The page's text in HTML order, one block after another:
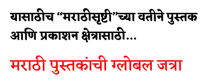
यासाठीच “मराठीसृष्टी”च्या वतीने पुस्तक
आणि प्रकाशन क्षेत्रासाठी…
मराठी पुस्तकांची ग्लोबल जत्रा